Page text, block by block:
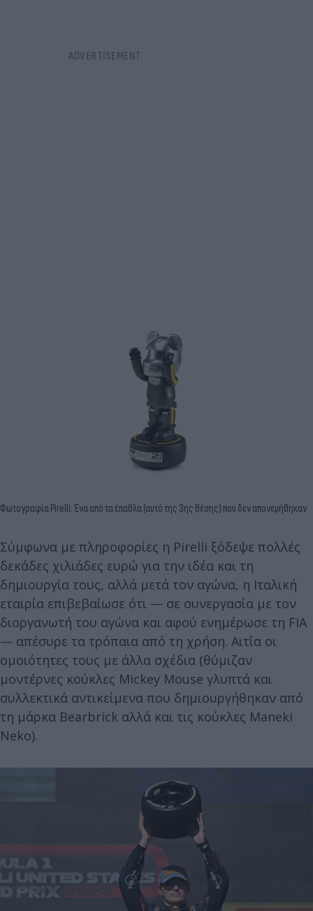
Φωτογραφία Pirelli: Ένα από τα έπαθλα (αυτό της 3ης θέσης) που δεν απονεμήθηκαν
Σύμφωνα με πληροφορίες η Pirelli ξόδεψε πολλές
δεκάδες χιλιάδες ευρώ για την ιδέα και τη
δημιουργία τους, αλλά μετά τον αγώνα, η Ιταλική
εταιρία επιβεβαίωσε ότι — σε συνεργασία με τον
διοργανωτή του αγώνα και αφού ενημέρωσε τη FIA
— απέσυρε τα τρόπαια από τη χρήση. Αιτία οι
ομοιότητες τους με άλλα σχέδια (θύμιζαν
μοντέρνες κούκλες Mickey Mouse γλυπτά και
συλλεκτικά αντικείμενα που δημιουργήθηκαν από
τη μάρκα Bearbrick αλλά και τις κούκλες Maneki
Neko).